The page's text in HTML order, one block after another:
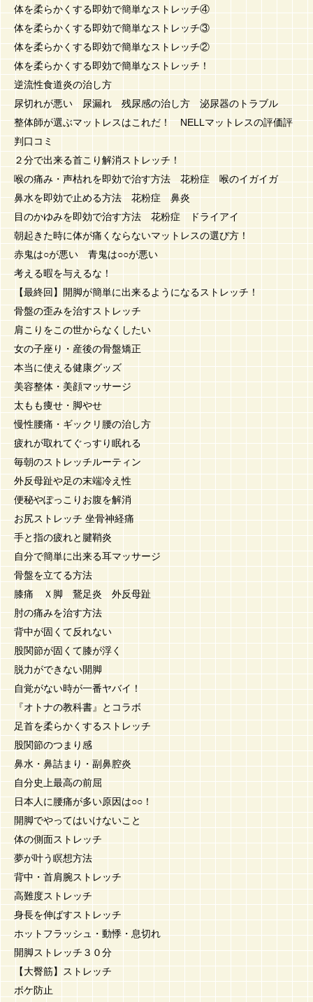
体を柔らかくする即効で簡単なストレッチ④
体を柔らかくする即効で簡単なストレッチ③
体を柔らかくする即効で簡単なストレッチ②
体を柔らかくする即効で簡単なストレッチ！
逆流性食道炎の治し方
尿切れが悪い 尿漏れ 残尿感の治し方 泌尿器のトラブル
整体師が選ぶマットレスはこれだ！ NELLマットレスの評価評
判口コミ
２分で出来る首こり解消ストレッチ！
喉の痛み・声枯れを即効で治す方法 花粉症 喉のイガイガ
鼻水を即効で止める方法 花粉症 鼻炎
目のかゆみを即効で治す方法 花粉症 ドライアイ
朝起きた時に体が痛くならないマットレスの選び方！
赤鬼は○が悪い 青鬼は○○が悪い
考える暇を与えるな！
【最終回】開脚が簡単に出来るようになるストレッチ！
骨盤の歪みを治すストレッチ
肩こりをこの世からなくしたい
女の子座り・産後の骨盤矯正
本当に使える健康グッズ
美容整体・美顔マッサージ
太もも痩せ・脚やせ
慢性腰痛・ギックリ腰の治し方
疲れが取れてぐっすり眠れる
毎朝のストレッチルーティン
外反母趾や足の末端冷え性
便秘やぽっこりお腹を解消
お尻ストレッチ 坐骨神経痛
手と指の疲れと腱鞘炎
自分で簡単に出来る耳マッサージ
骨盤を立てる方法
膝痛 Ｘ脚 鵞足炎 外反母趾
肘の痛みを治す方法
背中が固くて反れない
股関節が固くて膝が浮く
脱力ができない開脚
自覚がない時が一番ヤバイ！
『オトナの教科書』とコラボ
足首を柔らかくするストレッチ
股関節のつまり感
鼻水・鼻詰まり・副鼻腔炎
自分史上最高の前屈
日本人に腰痛が多い原因は○○！
開脚でやってはいけないこと
体の側面ストレッチ
夢が叶う瞑想方法
背中・首肩腕ストレッチ
高難度ストレッチ
身長を伸ばすストレッチ
ホットフラッシュ・動悸・息切れ
開脚ストレッチ３０分
【大臀筋】ストレッチ
ボケ防止